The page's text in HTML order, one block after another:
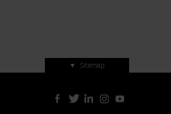
▼ Sitemap
di manifestazione